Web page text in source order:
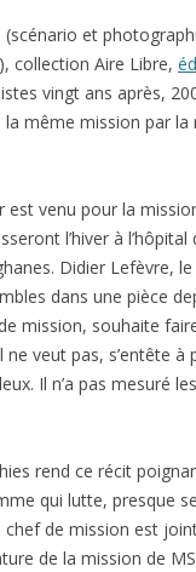
(scénario et
collection Aire Libre,
vingt ans après,
même mission par la
venu pour la
l’hiver à
Didier Lefèvre,
dans une pièce
mission, souhaite
veut pas, s’entête à
Il n’a pas mesuré
rend ce récit
qui lutte, presque
de mission est
de la mission de